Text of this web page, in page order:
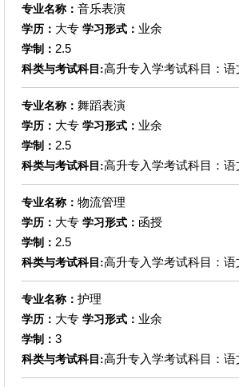
专业名称： 音乐表演
学历： 大专 学习形式： 业余
学制： 2.5
科类与考试科目:高升专入学考试科目：
专业名称： 舞蹈表演
学历： 大专 学习形式： 业余
学制： 2.5
科类与考试科目:高升专入学考试科目：
专业名称： 物流管理
学历： 大专 学习形式： 函授
学制： 2.5
科类与考试科目:高升专入学考试科目：
专业名称： 护理
学历： 大专 学习形式： 业余
学制： 3
科类与考试科目:高升专入学考试科目：